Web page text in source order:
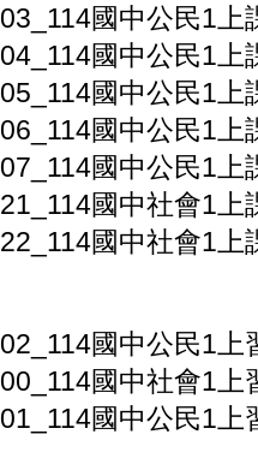
03_114國中公民1上
04_114國中公民1上
05_114國中公民1上
06_114國中公民1上
07_114國中公民1上
21_114國中社會1上
22_114國中社會1上
02_114國中公民1上
00_114國中社會1上
01_114國中公民1上